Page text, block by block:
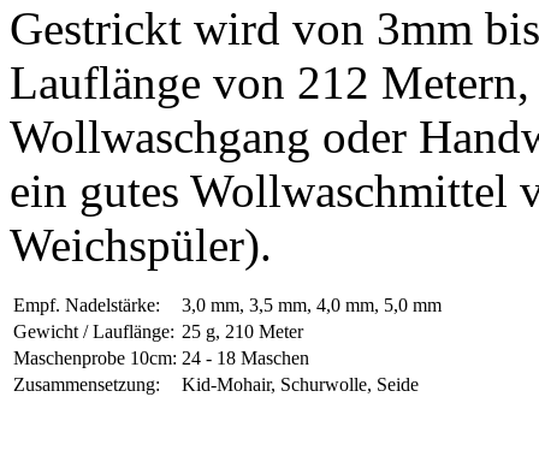
Gestrickt wird von 3mm
Lauflänge von 212
Wollwaschgang oder
ein gutes Wollwaschmittel
Weichspüler).
Empf. Nadelstärke:
3,0 mm, 3,5 mm, 4,0 mm, 5,0 mm
Gewicht / Lauflänge: 25 g, 210 Meter
Maschenprobe 10cm: 24 - 18 Maschen
Zusammensetzung:
Kid-Mohair, Schurwolle, Seide